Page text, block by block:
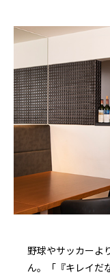
野球やサッカーよ
ん。「『キレイだ